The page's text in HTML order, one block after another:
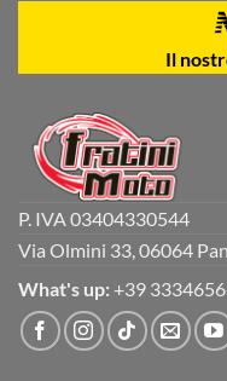
Il
P. IVA 03404330544
Via Olmini 33, 06064
What's up: +39